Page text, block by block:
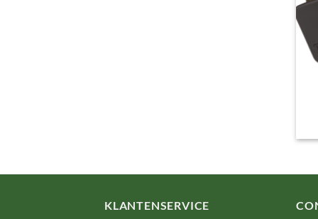
KLANTENSERVICE